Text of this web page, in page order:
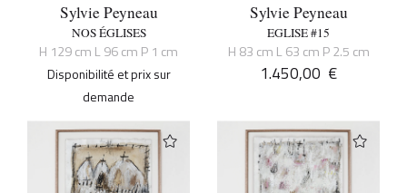
Sylvie Peyneau
NOS ÉGLISES
H 129 cm L 96 cm P 1 cm
Disponibilité et prix sur
demande
Sylvie Peyneau
EGLISE #15
H 83 cm L 63 cm P 2.5 cm
1.450,00 €